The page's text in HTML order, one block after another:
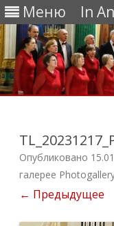
Меню In
Опубликовано
галерее
← Предыдущее